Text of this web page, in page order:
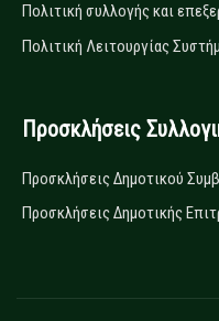
Πολιτική συλλογής και
Πολιτική Λειτουργίας
Προσκλήσεις
Προσκλήσεις Δημοτικού
Προσκλήσεις Δημοτικής